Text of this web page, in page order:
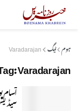
ہوم ٹیگ Varadarajan
Varadarajan